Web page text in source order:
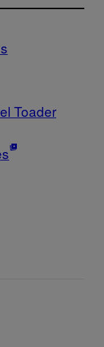
Toader